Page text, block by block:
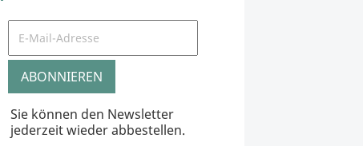
Sie können den Newsletter
jederzeit wieder abbestellen.